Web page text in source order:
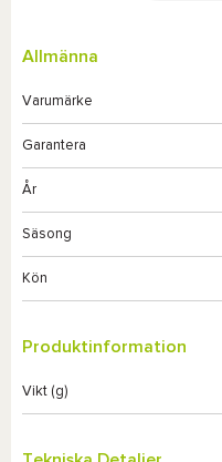
Allmänna
Varumärke
Garantera
År
Säsong
Kön
Produktinformation
Vikt (g)